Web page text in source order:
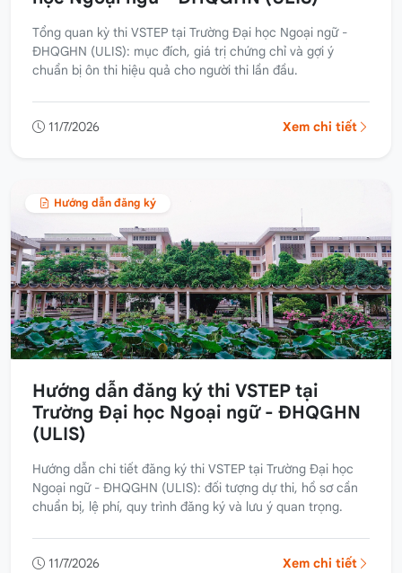
Tổng quan kỳ thi VSTEP tại Trường Đại học Ngoại ngữ -
ĐHQGHN (ULIS): mục đích, giá trị chứng chỉ và gợi ý
chuẩn bị ôn thi hiệu quả cho người thi lần đầu.
11/7/2026 Xem chi tiết
Hướng dẫn đăng ký
Hướng dẫn đăng ký thi VSTEP tại
Trường Đại học Ngoại ngữ - ĐHQGHN
(ULIS)
Hướng dẫn chi tiết đăng ký thi VSTEP tại Trường Đại học
Ngoại ngữ - ĐHQGHN (ULIS): đối tượng dự thi, hồ sơ cần
chuẩn bị, lệ phí, quy trình đăng ký và lưu ý quan trọng.
11/7/2026 Xem chi tiết